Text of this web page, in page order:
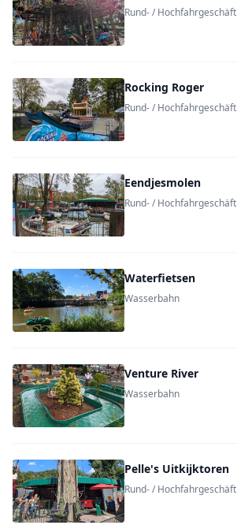
Rund- / Hochfahrgeschäft
Rocking Roger
Rund- / Hochfahrgeschäft
Eendjesmolen
Rund- / Hochfahrgeschäft
Waterfietsen
Wasserbahn
Venture River
Wasserbahn
Pelle's Uitkijktoren
Rund- / Hochfahrgeschäft